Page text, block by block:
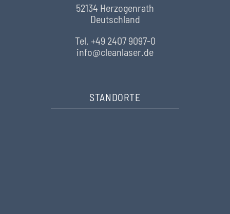
52134 Herzogenrath
Deutschland
Tel. +49 2407 9097-0
info@cleanlaser.de
STANDORTE